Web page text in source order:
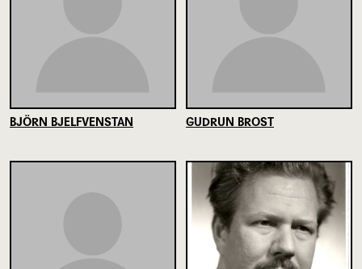
BJÖRN BJELFVENSTAN GUDRUN BROST